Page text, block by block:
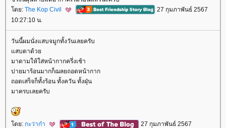
ดย: The Kop Civil
27 กุมภาพันธ์ 2567
10:27:10 น.
วันนี้ผมนั่งแสบจมูกทั้งวันเลยครับ
สบตาด้ว
มาดามให้ใส่หน้ากากครึ่งเช้า
บ่ายมาร้อนมากก็ฌลยถอดหน้ากาก
ถอดเสร็จก็ทั้งร้อน ทั้งควัน ทั้งฝุ่น
มาครบเลยครับ
ดย: กะว่าก๋า
27 กุมภาพันธ์ 2567